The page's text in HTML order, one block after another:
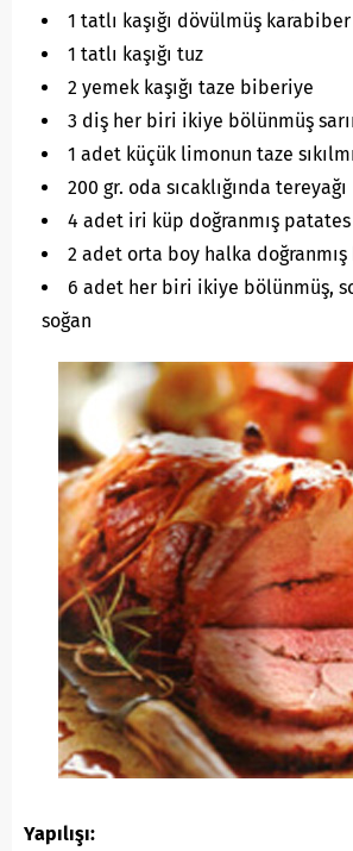
1 tatlı kaşığı dövülmüş
1 tatlı kaşığı tuz
2 yemek kaşığı taze biberiye
3 diş her biri ikiye bölünmüş
1 adet küçük limonun taze
200 gr. oda sıcaklığında tereyağı
4 adet iri küp doğranmış patates
2 adet orta boy halka doğranmış
6 adet her biri ikiye bölünmüş,
soğan
Yapılışı: